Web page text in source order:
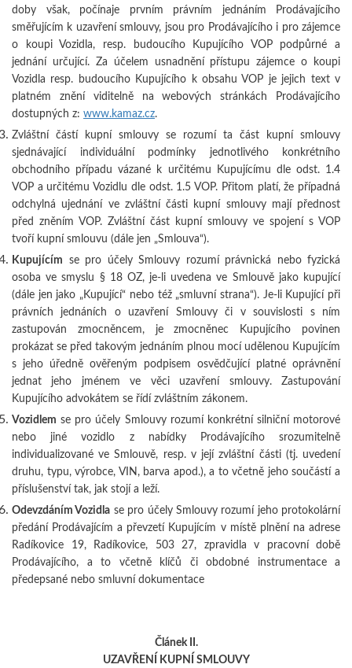
doby však, počínaje prvním právním jednáním Prodávajícího
směřujícím k uzavření smlouvy, jsou pro Prodávajícího i pro zájemce
o koupi Vozidla, resp. budoucího Kupujícího VOP podpůrné a
jednání určující. Za účelem usnadnění přístupu zájemce o koupi
Vozidla resp. budoucího Kupujícího k obsahu VOP je jejich text v
platném znění viditelně na webových stránkách Prodávajícího
dostupných z: www.kamaz.cz.
Zvláštní částí kupní smlouvy se rozumí ta část kupní smlouvy
sjednávající individuální podmínky jednotlivého konkrétního
obchodního případu vázané k určitému Kupujícímu dle odst. 1.4
VOP a určitému Vozidlu dle odst. 1.5 VOP. Přitom platí, že případná
odchylná ujednání ve zvláštní části kupní smlouvy mají přednost
před zněním VOP. Zvláštní část kupní smlouvy ve spojení s VOP
tvoří kupní smlouvu (dále jen „Smlouva“).
Kupujícím se pro účely Smlouvy rozumí právnická nebo fyzická
osoba ve smyslu § 18 OZ, je-li uvedena ve Smlouvě jako kupující
(dále jen jako „Kupující“ nebo též „smluvní strana“). Je-li Kupující při
právních jednáních o uzavření Smlouvy či v souvislosti s ním
zastupován zmocněncem, je zmocněnec Kupujícího povinen
prokázat se před takovým jednáním plnou mocí udělenou Kupujícím
s jeho úředně ověřeným podpisem osvědčující platné oprávnění
jednat jeho jménem ve věci uzavření smlouvy. Zastupování
Kupujícího advokátem se řídí zvláštním zákonem.
Vozidlem se pro účely Smlouvy rozumí konkrétní silniční motorové
nebo jiné vozidlo z nabídky Prodávajícího srozumitelně
individualizované ve Smlouvě, resp. v její zvláštní části (tj. uvedení
druhu, typu, výrobce, VIN, barva apod.), a to včetně jeho součástí a
příslušenství tak, jak stojí a leží.
Odevzdáním Vozidla se pro účely Smlouvy rozumí jeho protokolární
předání Prodávajícím a převzetí Kupujícím v místě plnění na adrese
Radíkovice 19, Radíkovice, 503 27, zpravidla v pracovní době
Prodávajícího, a to včetně klíčů či obdobné instrumentace a
předepsané nebo smluvní dokumentace
Článek II.
UZAVŘENÍ KUPNÍ SMLOUVY